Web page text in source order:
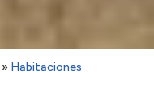
» Habitaciones